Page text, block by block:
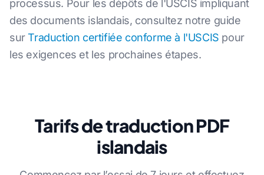
processus. Pour les dépôts de l'USCIS impliquant
des documents islandais, consultez notre guide
surTraduction certifiée conforme à l'USCIS pour
les exigences et les prochaines étapes.
Tarifs de traduction PDF
islandais